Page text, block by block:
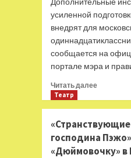
усиленной
внедрят для
сообщается на
портале мэра и
Читать далееПрочитать
для
Театр
господина
«Дюймовочку»